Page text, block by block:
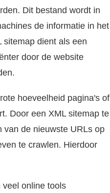
Dit bestand wordt in
de informatie in het
sitemap dient als een
door de website
hoeveelheid pagina's of
Door een XML sitemap te
van de nieuwste URLs op
te crawlen. Hierdoor
online tools